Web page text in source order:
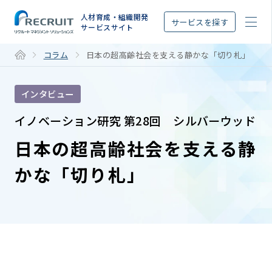
人材育成・組織開発
サービスサイト
サービスを探す
コラム 日本の超高齢社会を支える静かな「切り札」
インタビュー
イノベーション研究 第28回 シルバーウッド
日本の超高齢社会を支える静
かな「切り札」